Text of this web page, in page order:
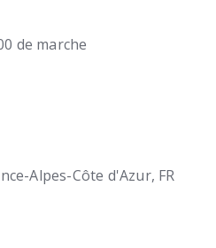
de marche
Alpes-Côte d'Azur FR